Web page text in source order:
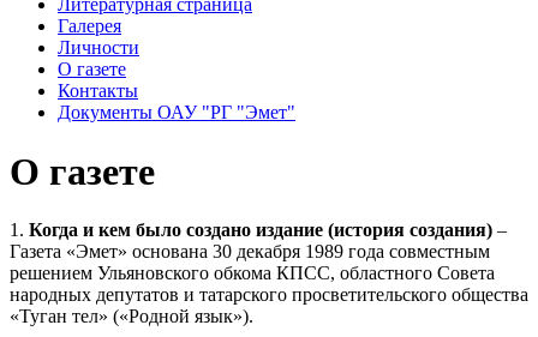
Литературная страница
Галерея
Личности
О газете
Контакты
Документы ОАУ "РГ "Эмет"
О газете
1. Когда и кем было создано издание (история создания) –
Газета «Эмет» основана 30 декабря 1989 года совместным
решением Ульяновского обкома КПСС, областного Совета
народных депутатов и татарского просветительского общества
«Туган тел» («Родной язык»).